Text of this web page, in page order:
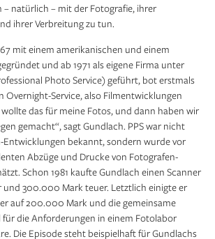
– natürlich – mit der Fotografie, ihrer
ihrer Verbreitung zu tun.
mit einem amerikanischen und einem
und ab 1971 als eigene Firma unter
Photo Service) geführt, bot erstmals
Overnight-Service, also Filmentwicklungen
das für meine Fotos, und dann haben wir
gemacht“, sagt Gundlach. PPS war nicht
Entwicklungen bekannt, sondern wurde vor
Abzüge und Drucke von Fotografen-
Schon 1981 kaufte Gundlach einen Scanner
und 300.000 Mark teuer. Letztlich einigte er
auf 200.000 Mark und die gemeinsame
für die Anforderungen in einem Fotolabor
Die Episode steht beispielhaft für Gundlachs